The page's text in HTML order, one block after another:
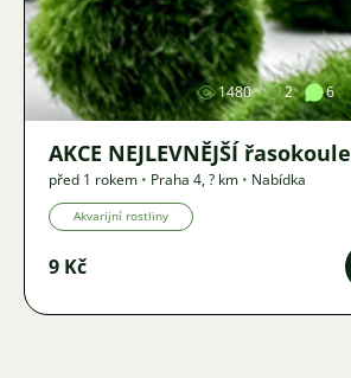
Obrázek
1480 2 6
AKCE NEJLEVNĚJŠÍ řasokoule
před 1 rokem • Praha 4,? km • Nabídka
Akvarijní rostliny
9 Kč